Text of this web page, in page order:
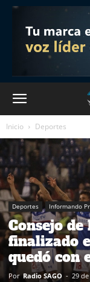
Inicio Deportes
Deportes Informando
Consejo
finalizado
quedó con
Por Radio SAGO - 29